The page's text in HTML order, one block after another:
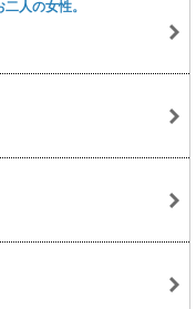
人の女性。